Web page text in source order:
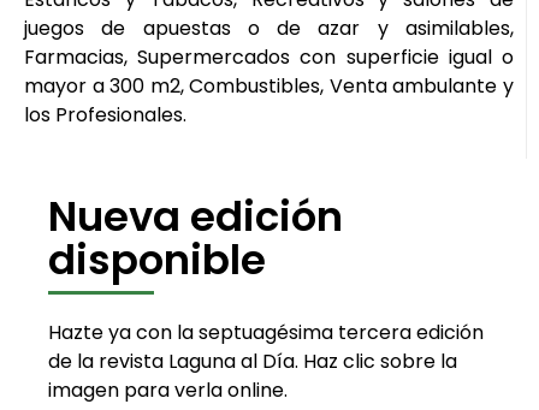
juegos de apuestas o de azar y asimilables,
Farmacias, Supermercados con superficie igual o
mayor a 300 m2, Combustibles, Venta ambulante y
los Profesionales.
Nueva edición
disponible
Hazte ya con la septuagésima tercera edición
de la revista Laguna al Día. Haz clic sobre la
imagen para verla online.